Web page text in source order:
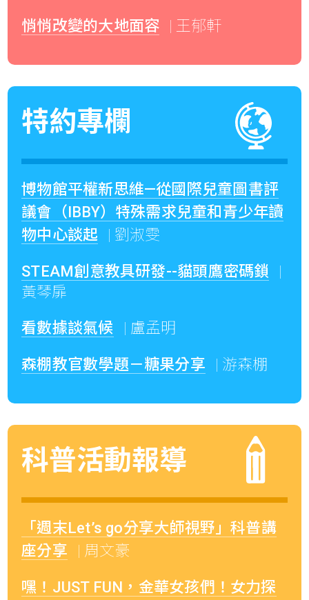
悄悄改變的大地面容 | 王郁軒
特約專欄
博物館平權新思維—從國際兒童圖書評
議會（IBBY）特殊需求兒童和青少年讀
物中心談起
| 劉淑雯
STEAM創意教具研發--貓頭鷹密碼鎖
|
黃琴扉
看數據談氣候 | 盧孟明
森棚教官數學題－糖果分享 | 游森棚
科普活動報導
「週末Let’s go分享大師視野」科普講
座分享
| 周文豪
嘿！JUST FUN，金華女孩們！女力探